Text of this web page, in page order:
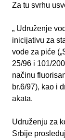
Za tu svrhu
„ Udruženje
inicijativu za
vode za piće
25/96 i 101/
načinu
br.6/97), kao i
akata.
Udruženju za
Srbije